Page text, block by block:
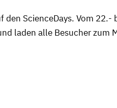
ScienceDays. Vom
laden alle Besucher zum